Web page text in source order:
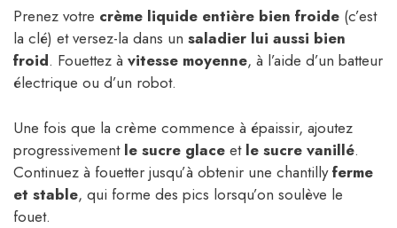
Prenez votre crème liquide entière bien froide (c’est
la clé) et versez-la dans un saladier lui aussi bien
froid. Fouettez à vitesse moyenne, à l’aide d’un batteur
électrique ou d’un robot.
Une fois que la crème commence à épaissir, ajoutez
progressivement le sucre glace et le sucre vanillé.
Continuez à fouetter jusqu’à obtenir une chantillyferme
et stable, qui forme des pics lorsqu’on soulève le
fouet.